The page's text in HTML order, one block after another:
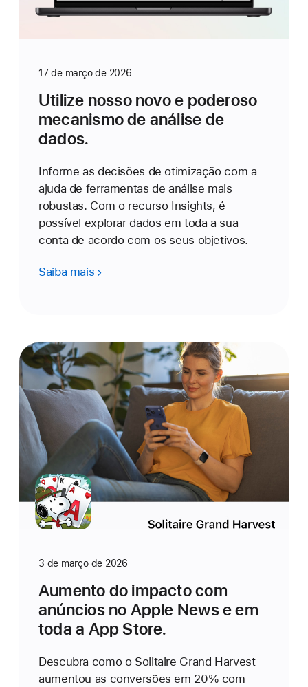
17 de março de 2026
Utilize nosso novo e poderoso
mecanismo de análise de
dados.
Informe as decisões de otimização com a
ajuda de ferramentas de análise mais
robustas. Com o recurso Insights, é
possível explorar dados em toda a sua
conta de acordo com os seus objetivos.
Saiba mais
3 de março de 2026
Aumento do impacto com
anúncios no Apple News e em
toda a App Store.
Descubra como o Solitaire Grand Harvest
aumentou as conversões em 20% com